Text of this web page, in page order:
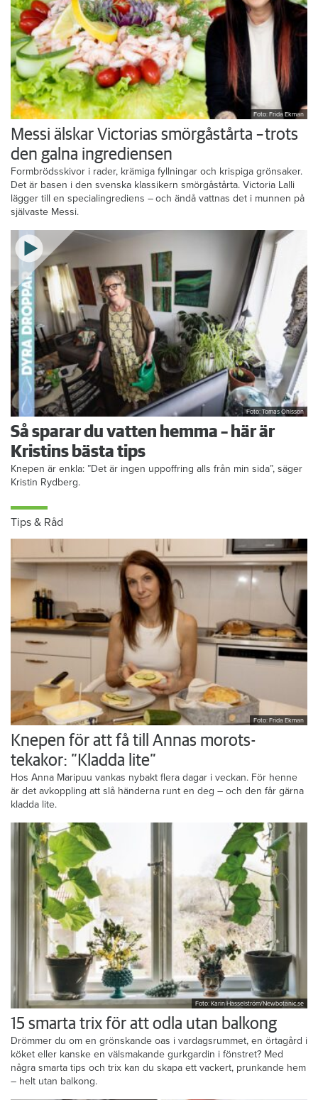
Foto: Frida Ekman
Messi älskar Victorias smörgåstårta – trots
den galna ingrediensen
Formbrödsskivor i rader, krämiga fyllningar och krispiga grönsaker.
Det är basen i den svenska klassikern smörgåstårta. Victoria Lalli
lägger till en specialingrediens – och ändå vattnas det i munnen på
självaste Messi.
Foto: Tomas Ohlsson
Så sparar du vatten hemma – här är
Kristins bästa tips
Knepen är enkla: ”Det är ingen uppoffring alls från min sida”, säger
Kristin Rydberg.
Tips & Råd
Foto: Frida Ekman
Knepen för att få till Annas morots-
tekakor: ”Kladda lite”
Hos Anna Maripuu vankas nybakt flera dagar i veckan. För henne
är det avkoppling att slå händerna runt en deg – och den får gärna
kladda lite.
Foto: Karin Hasselström/Newbotanic.se
15 smarta trix för att odla utan balkong
Drömmer du om en grönskande oas i vardagsrummet, en örtagård i
köket eller kanske en välsmakande gurkgardin i fönstret? Med
några smarta tips och trix kan du skapa ett vackert, prunkande hem
– helt utan balkong.